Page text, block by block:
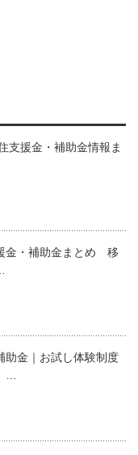
支援金・補助金情報ま
金・補助金まとめ 移
助金｜お試し体験制度
…